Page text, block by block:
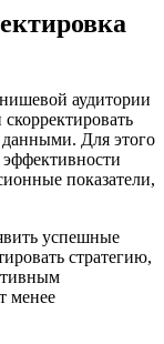
аудитории
Для этого
показатели,
успешные
стратегию,
менее